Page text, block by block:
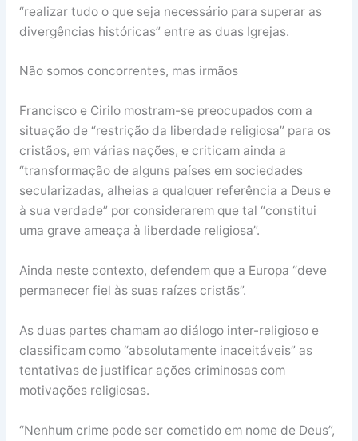
“realizar tudo o que seja necessário para superar as
divergências históricas” entre as duas Igrejas.
Não somos concorrentes, mas irmãos
Francisco e Cirilo mostram-se preocupados com a
situação de “restrição da liberdade religiosa” para os
cristãos, em várias nações, e criticam ainda a
“transformação de alguns países em sociedades
secularizadas, alheias a qualquer referência a Deus e
à sua verdade” por considerarem que tal “constitui
uma grave ameaça à liberdade religiosa”.
Ainda neste contexto, defendem que a Europa “deve
permanecer fiel às suas raízes cristãs”.
As duas partes chamam ao diálogo inter-religioso e
classificam como “absolutamente inaceitáveis” as
tentativas de justificar ações criminosas com
motivações religiosas.
“Nenhum crime pode ser cometido em nome de Deus”,